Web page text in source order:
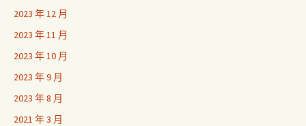
2023 年 12 月
2023 年 11 月
2023 年 10 月
2023 年 9 月
2023 年 8 月
2021 年 3 月